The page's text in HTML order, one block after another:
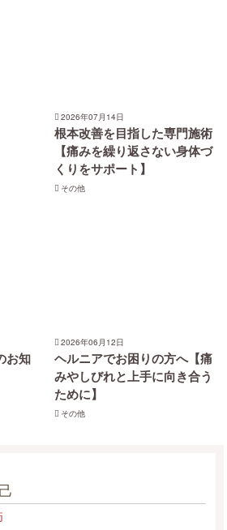
2026年07月14日
根本改善を目指した専門施術
【痛みを繰り返さない身体づ
くりをサポート】
その他
お知
2026年06月12日
ヘルニアでお困りの方へ【痛
みやしびれと上手に向き合う
ために】
その他